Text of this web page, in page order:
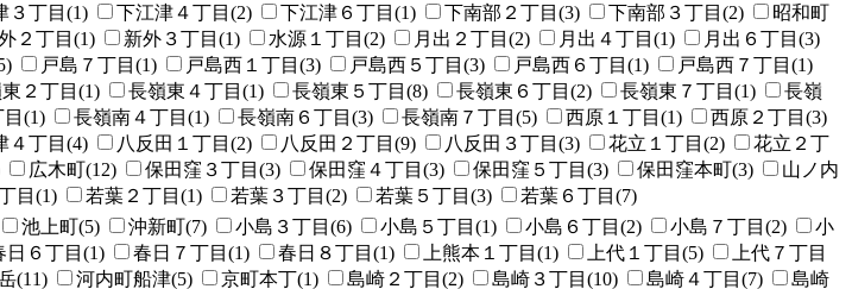
３丁目(1) 下江津４丁目(2) 下江津６丁目(1) 下南部２丁目(3) 下南部３丁目(2)
昭和町
２丁目(1) 新外３丁目(1) 水源１丁目(2) 月出２丁目(2) 月出４丁目(1)
月出６丁目(3)
戸島７丁目(1) 戸島西１丁目(3) 戸島西５丁目(3) 戸島西６丁目(1)
戸島西７丁目(1)
２丁目(1) 長嶺東４丁目(1) 長嶺東５丁目(8) 長嶺東６丁目(2) 長嶺東７丁目(1)
長嶺
(1) 長嶺南４丁目(1) 長嶺南６丁目(3) 長嶺南７丁目(5) 西原１丁目(1)
西原２丁目(3)
４丁目(4) 八反田１丁目(2) 八反田２丁目(9) 八反田３丁目(3) 花立１丁目(2)
花立２丁
広木町(12) 保田窪３丁目(3) 保田窪４丁目(3) 保田窪５丁目(3) 保田窪本町(3)
山ノ内
目(1) 若葉２丁目(1) 若葉３丁目(2) 若葉５丁目(3) 若葉６丁目(7)
池上町(5) 沖新町(7) 小島３丁目(6) 小島５丁目(1) 小島６丁目(2) 小島７丁目(2)
小
日６丁目(1) 春日７丁目(1) 春日８丁目(1) 上熊本１丁目(1) 上代１丁目(5)
上代７丁目
(11) 河内町船津(5) 京町本丁(1) 島崎２丁目(2) 島崎３丁目(10) 島崎４丁目(7)
島崎